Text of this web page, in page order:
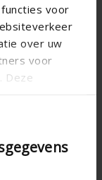
voor
over uw
voor
Deze
verstrekt of
uw gebruik
, Electric ,